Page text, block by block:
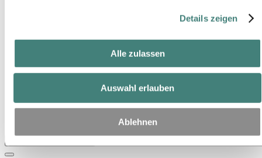
Details zeigen
Alle zulassen
Auswahl erlauben
Ablehnen
Standorte in Österreich
Standorte in der Schweiz
Beschaffung